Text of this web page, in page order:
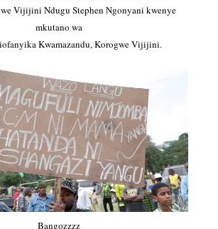
Vijijini Ndugu Stephen Ngonyani kwenye
mkutano wa
Kwamazandu, Korogwe Vijijini.
Bangozzzz